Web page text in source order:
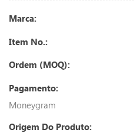
Marca:
Item No.:
Ordem (MOQ):
Pagamento:
Moneygram
Origem Do Produto: